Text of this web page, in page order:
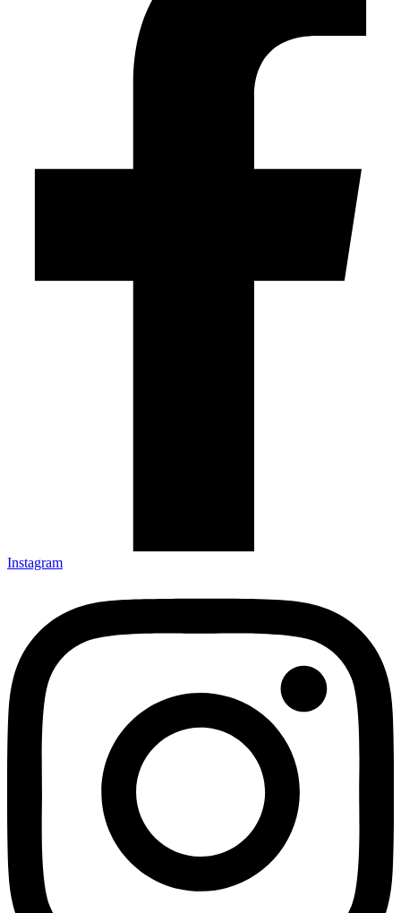
Instagram